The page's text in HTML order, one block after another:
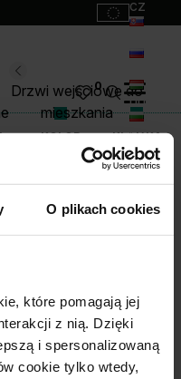
O plikach cookies
które pomagają jej
z nią. Dzięki
i spersonalizowaną
cookie tylko wtedy,
cz
hu
bg
lt
Drzwi wejściowe do
mieszkania
0
KOLOR KLAMKA
KLAMKI